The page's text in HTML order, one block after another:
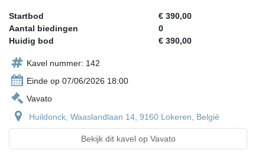
Startbod
€ 390,00
Aantal biedingen
0
Huidig bod
€ 390,00
Kavel nummer: 142
Einde op 07/06/2026 18:00
Vavato
Huildonck, Waaslandlaan 14, 9160 Lokeren, België
Bekijk dit kavel op Vavato